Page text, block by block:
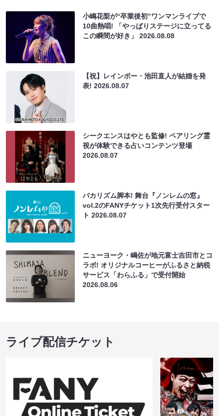
小嶋花梨が“卒業後初”ワンマンライブで
10曲熱唱! 「やっぱりステージに立ってる
この瞬間が好き」2026.08.08
【祝】レインボー・池田直人が結婚を発
表!2026.08.07
シークエンスはやとも監修! ペアリング霊
視が体験できる占いコンテンツ登場
2026.08.07
バカリズム脚本! 舞台『ノンレムの窓』
vol.2のFANYチケット1次先行受付スター
ト2026.08.07
ニューヨーク・嶋佐が地元富士吉田市とコ
ラボ! オリジナルコーヒーがふるさと納税
サービス「わらふる」で受付開始
2026.08.06
ライブ配信チケット